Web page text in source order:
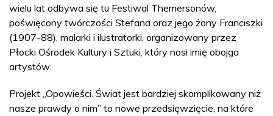
wielu lat odbywa się tu Festiwal Themersonów,
poświęcony twórczości Stefana oraz jego żony Franciszki
(1907-88), malarki i ilustratorki, organizowany przez
Płocki Ośrodek Kultury i Sztuki, który nosi imię obojga
artystów.
Projekt „Opowieści. Świat jest bardziej skomplikowany niż
nasze prawdy o nim” to nowe przedsięwzięcie, na które